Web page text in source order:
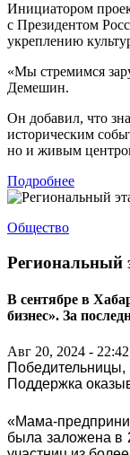
Инициатором
с Президентом
укреплению
«Мы стремимся
Демешин.
Он добавил, что
историческим
но и живым
Подробнее
Общество
Региональный
В сентябре в
бизнес». За
Авг 20, 2024 - 22:42
Поддержка
«Мама-
была заложена в